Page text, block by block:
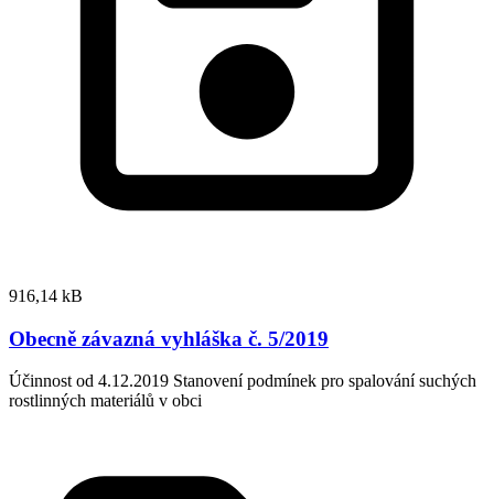
916,14 kB
Obecně závazná vyhláška č. 5/2019
Účinnost od 4.12.2019 Stanovení podmínek pro spalování suchých
rostlinných materiálů v obci